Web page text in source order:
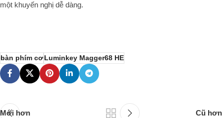
một khuyến nghị dễ dàng.
bàn phím cơLuminkey Magger68 HE
Mới hơn Cũ hơn